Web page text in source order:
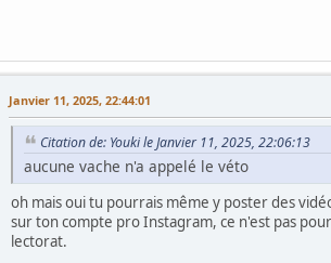
Janvier 11, 2025, 22:44:01
Citation de: Youki le Janvier 11, 2025, 22:06:13
aucune vache n'a appelé le véto
oh mais oui tu pourrais même y poster des
sur ton compte pro Instagram, ce n'est pas
lectorat.